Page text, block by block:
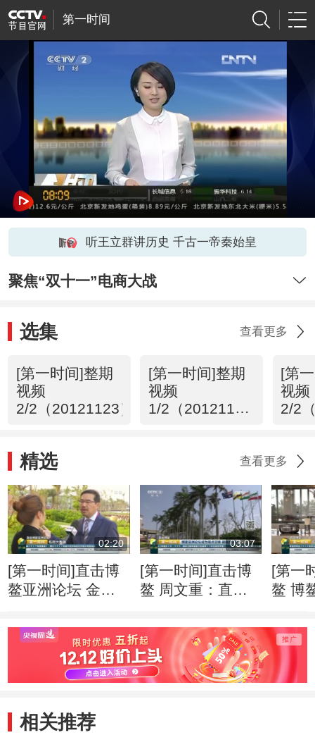
第一时间
听王立群讲历史 千古一帝秦始皇
聚焦“双十一”电商大战
选集 查看更多
[第一时间]整期
视频
2/2（20121123）
[第一时间]整期
视频
1/2（20121123
[第
视频
2/2
精选 查看更多
02:20
[第一时间]直击博
鳌亚洲论坛 金融
管面临更多挑战
03:07
[第一时间]直击博
鳌 周文重：直面
洲应发出自己的声
音
[第一
鳌 博
就绪
相关推荐